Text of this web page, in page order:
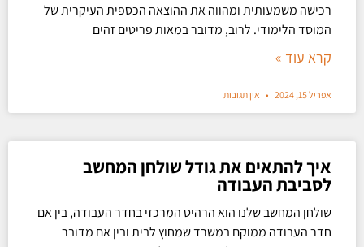
רכישה משמעותית ומהווה את ההוצאה הכספית העיקרית של
המוסד הלימודי. לרוב, מדובר במאות פריטים זהים
קרא עוד »
אפריל 15, 2024 אין תגובות
איך להתאים את גודל שולחן המחשב
לסביבת העבודה
שולחן המחשב שלנו הוא הרהיט המרכזי בחדר העבודה, בין אם
חדר העבודה ממוקם במשרד שמחוץ לבית ובין אם מדובר